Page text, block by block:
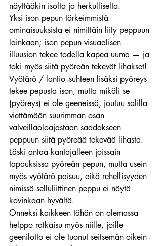
näyttääkin isolta ja herkulliselta.
Yksi ison pepun tärkeimmistä
ominaisuuksista ei nimittäin liity peppuun
lainkaan; ison pepun visuaalisen
illuusion tekee todella kapea uuma — ja
toki myös siitä pyöreän tekevät lihakset!
Vyötärö / lantio -suhteen lisäksi pyöreys
tekee pepusta ison, mutta mikäli se
(pyöreys) ei ole geeneissä, joutuu salilla
viettämään suurimman osan
valveillaoloajastaan saadakseen
peppuun siitä pyöreää tekevää lihasta.
Läski antaa kantajalleen joissain
tapauksissa pyöreän pepun, mutta usein
myös vyötärö paisuu, eikä rehellisyyden
nimissä selluliittinen peppu ei näytä
kovinkaan hyvältä.
Onneksi kaikkeen tähän on olemassa
helppo ratkaisu myös niille, joille
geenilotto ei ole tuonut seitsemän oikein -